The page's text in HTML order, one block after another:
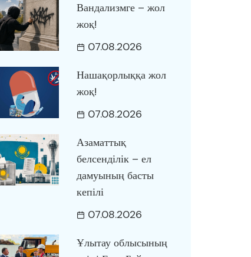
Вандализмге – жол
жоқ!
07.08.2026
Нашақорлыққа жол
жоқ!
07.08.2026
Азаматтық
белсенділік – ел
дамуының басты
кепілі
07.08.2026
Ұлытау облысының